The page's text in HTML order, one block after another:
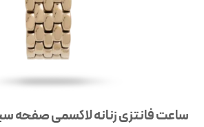
ساعت فانتزی زنانه لاکسمی صفحه سبز Laxmi 8172-6